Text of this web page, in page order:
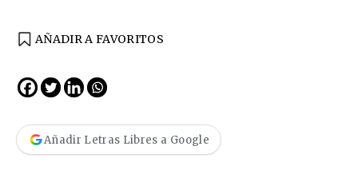
AÑADIR A FAVORITOS
Añadir Letras Libres a Google